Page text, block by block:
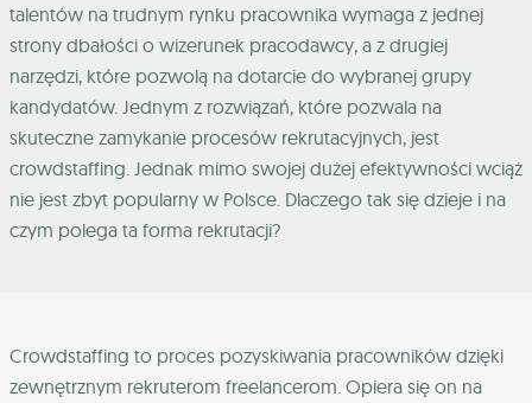
talentów na trudnym rynku pracownika wymaga z jednej
strony dbałości o wizerunek pracodawcy, a z drugiej
narzędzi, które pozwolą na dotarcie do wybranej grupy
kandydatów. Jednym z rozwiązań, które pozwala na
skuteczne zamykanie procesów rekrutacyjnych, jest
crowdstaffing. Jednak mimo swojej dużej efektywności wciąż
nie jest zbyt popularny w Polsce. Dlaczego tak się dzieje i na
czym polega ta forma rekrutacji?
Crowdstaffing to proces pozyskiwania pracowników dzięki
zewnętrznym rekruterom freelancerom. Opiera się on na